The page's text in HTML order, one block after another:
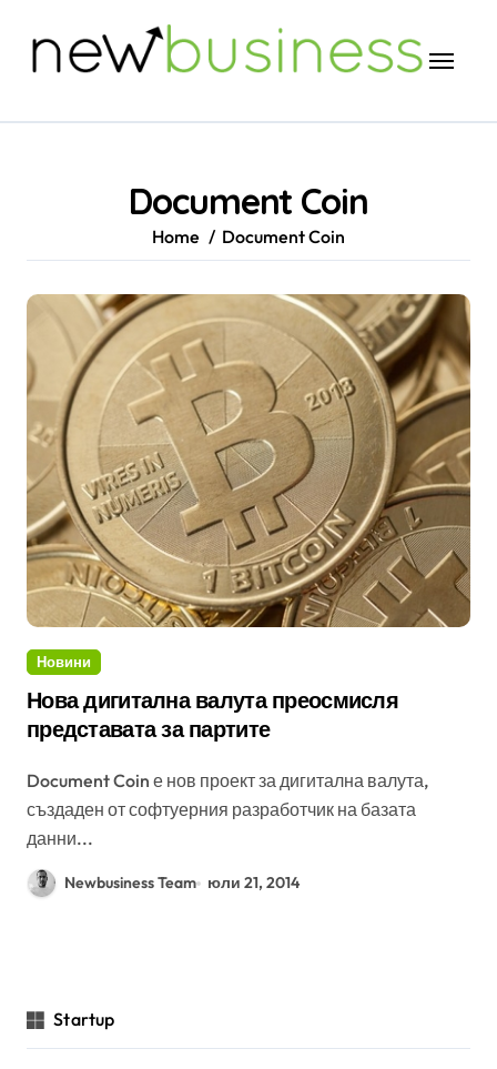
Document Coin
Home Document Coin
Новини
Нова дигитална валута преосмисля
представата за партите
Document Coin е нов проект за дигитална валута,
създаден от софтуерния разработчик на базата
данни...
Newbusiness Team юли 21, 2014
Startup